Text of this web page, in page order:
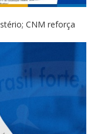
CNM reforça